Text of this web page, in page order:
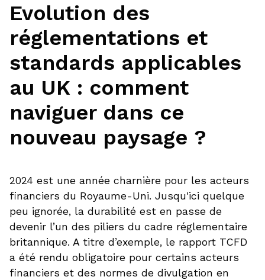
Evolution des
réglementations et
standards applicables
au UK : comment
naviguer dans ce
nouveau paysage ?
2024 est une année charnière pour les acteurs
financiers du Royaume-Uni. Jusqu'ici quelque
peu ignorée, la durabilité est en passe de
devenir l’un des piliers du cadre réglementaire
britannique. A titre d’exemple, le rapport TCFD
a été rendu obligatoire pour certains acteurs
financiers et des normes de divulgation en